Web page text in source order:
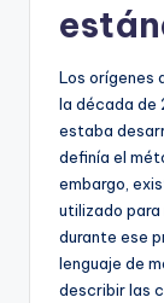
Los orígenes
la década de
estaba
definía el
embargo,
utilizado
durante ese
lenguaje de
describir las